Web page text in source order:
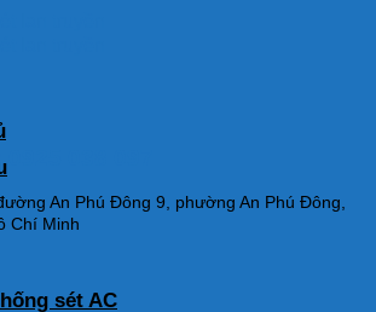
0925 038 097
An Phú Đông 9, phường An Phú Đông,
Chí Minh
sét AC